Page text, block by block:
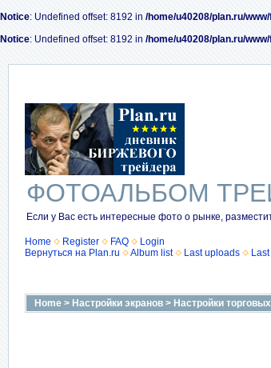
Notice: Undefined offset: 8192 in /home/u40208/plan.ru/
Notice: Undefined offset: 8192 in /home/u40208/plan.ru/
ФОТОАЛЬБОМ
Если у Вас есть интересные фото о рынке,
Home Register FAQ
Login
Вернуться на Plan.ru
Album list Last uploads
Home > Настройки экранов > Настройки